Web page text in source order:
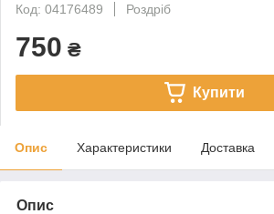
Код: 04176489
Роздріб
750 ₴
Купити
Опис Характеристики Доставка
Опис